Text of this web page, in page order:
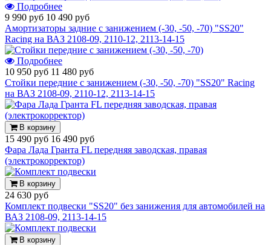
Подробнее
9 990 руб 10 490 руб
Амортизаторы задние с занижением (-30, -50, -70) "SS20"
Racing на ВАЗ 2108-09, 2110-12, 2113-14-15
Подробнее
10 950 руб 11 480 руб
Стойки передние с занижением (-30, -50, -70) "SS20" Racing
на ВАЗ 2108-09, 2110-12, 2113-14-15
В корзину
15 490 руб 16 490 руб
Фара Лада Гранта FL передняя заводская, правая
(электрокорректор)
В корзину
24 630 руб
Комплект подвески "SS20" без занижения для автомобилей на
ВАЗ 2108-09, 2113-14-15
В корзину